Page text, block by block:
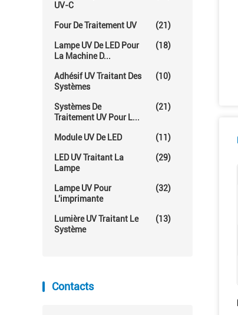
UV-C
Four De Traitement UV (21)
Lampe UV De LED Pour
La Machine D...
(18)
Adhésif UV Traitant Des
Systèmes
(10)
Systèmes De
Traitement UV Pour L...
(21)
Module UV De LED (11)
LED UV Traitant La
Lampe
(29)
Lampe UV Pour
L'imprimante
(32)
Lumière UV Traitant Le
Système
(13)
Contacts